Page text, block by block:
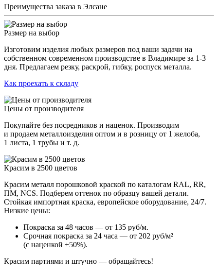
Преимущества заказа в Элсане
Размер на выбор
Изготовим изделия любых размеров под ваши задачи на
собственном современном производстве в Владимире за 1-3
дня. Предлагаем резку, раскрой, гибку, роспуск металла.
Как проехать к складу
Цены от производителя
Покупайте без посредников и наценок. Производим
и продаем металлоизделия оптом и в розницу от 1 желоба,
1 листа, 1 трубы и т. д.
Красим в 2500 цветов
Красим металл порошковой краской по каталогам RAL, RR,
ПМ, NCS. Подберем оттенок по образцу вашей детали.
Стойкая импортная краска, европейское оборудование, 24/7.
Низкие цены:
Покраска за 48 часов — от 135 руб/м.
Срочная покраска за 24 часа — от 202 руб/м²
(с наценкой +50%).
Красим партиями и штучно — обращайтесь!